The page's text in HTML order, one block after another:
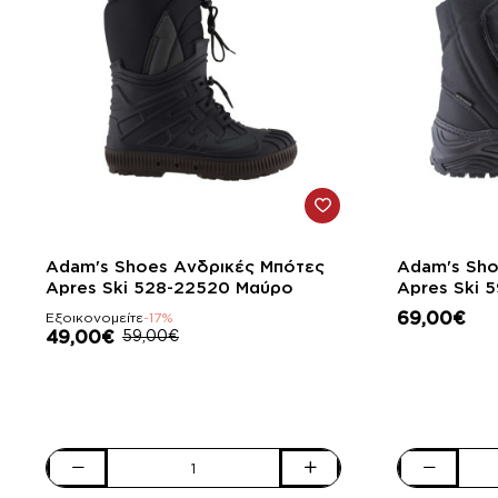
-17%
Adam's Shoes Ανδρικές Μπότες
Apres Ski 528-22520 Μαύρο
Εξοικονομείτε-17%
49,00€ 59,00€
Adam's
Adam's
69,00€
Adam's